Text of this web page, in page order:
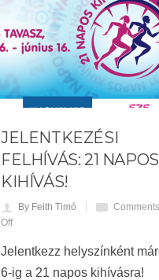
JELENTKEZÉSI
FELHÍVÁS: 21 NAPOS
KIHÍVÁS!
By Feith Timó
Off
Jelentkezz helyszínként
6-ig a 21 napos kihívásra!